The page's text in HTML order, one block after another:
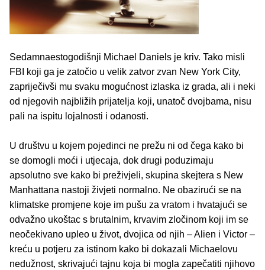
Sedamnaestogodišnji Michael Daniels je kriv. Tako misli
FBI koji ga je zatočio u velik zatvor zvan New York City,
zapriječivši mu svaku mogućnost izlaska iz grada, ali i neki
od njegovih najbližih prijatelja koji, unatoč dvojbama, nisu
pali na ispitu lojalnosti i odanosti.
U društvu u kojem pojedinci ne prežu ni od čega kako bi
se domogli moći i utjecaja, dok drugi poduzimaju
apsolutno sve kako bi preživjeli, skupina skejtera s New
Manhattana nastoji živjeti normalno. Ne obazirući se na
klimatske promjene koje im pušu za vratom i hvatajući se
odvažno ukoštac s brutalnim, krvavim zločinom koji im se
neočekivano upleo u život, dvojica od njih – Alien i Victor –
kreću u potjeru za istinom kako bi dokazali Michaelovu
nedužnost, skrivajući tajnu koja bi mogla zapečatiti njihovo